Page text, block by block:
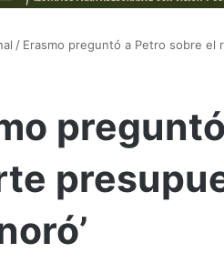
/ Erasmo preguntó a Petro sobre el